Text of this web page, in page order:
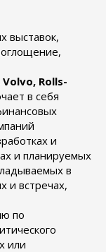
выставок,
Rolls-
в себя
и
и планируемых
в
и встречах,
по
или